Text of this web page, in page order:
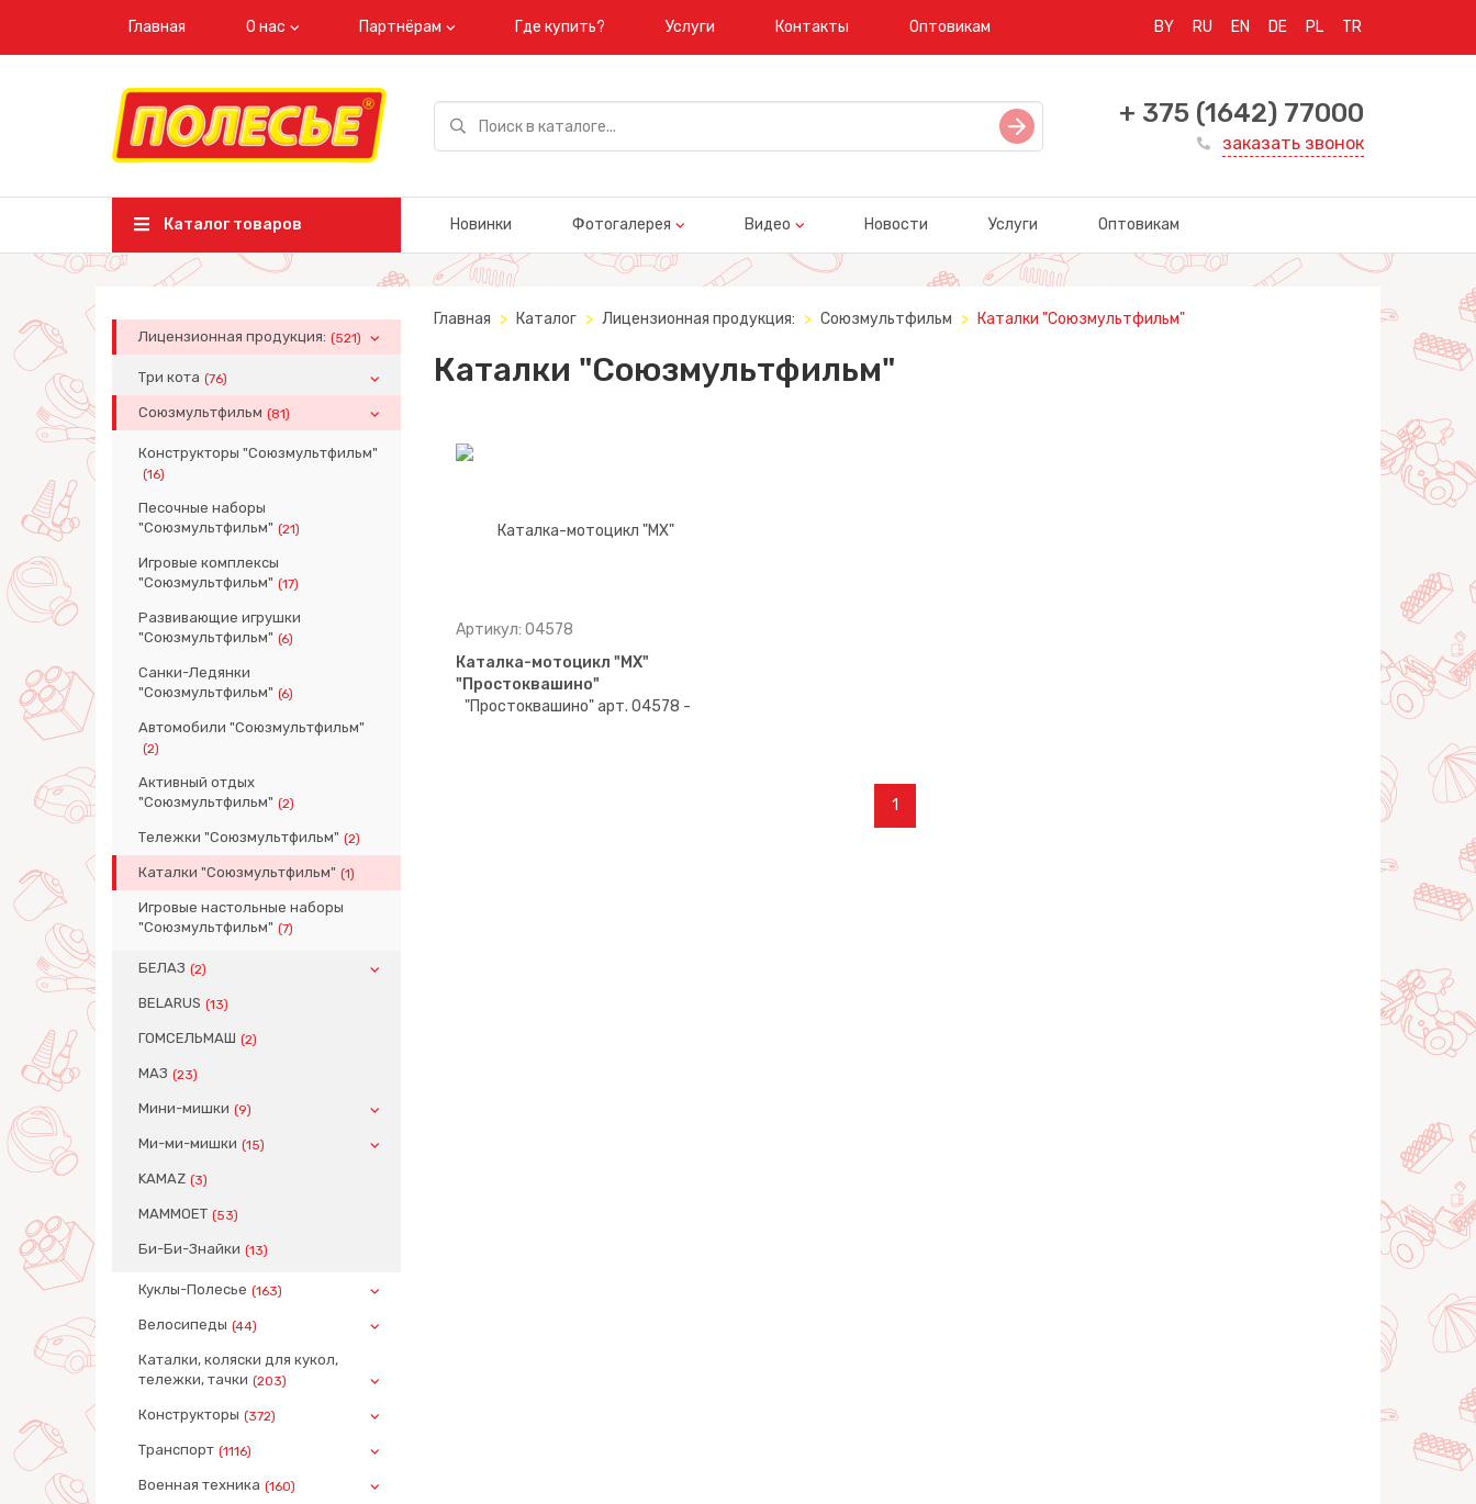
Главная О нас Партнёрам Где купить? Услуги Контакты Оптовикам BY RU EN DE PL TR
+ 375 (1642) 77000
заказать звонок
Каталог товаров Новинки Фотогалерея Видео Новости Услуги Оптовикам
Лицензионная продукция: (521)
Три кота (76)
Союзмультфильм (81)
Конструкторы "Союзмультфильм"
(16)
Песочные наборы
"Союзмультфильм" (21)
Игровые комплексы
"Союзмультфильм" (17)
Развивающие игрушки
"Союзмультфильм" (6)
Санки-Ледянки
"Союзмультфильм" (6)
Автомобили "Союзмультфильм"
(2)
Активный отдых
"Союзмультфильм" (2)
Тележки "Союзмультфильм" (2)
Каталки "Союзмультфильм" (1)
Игровые настольные наборы
"Союзмультфильм" (7)
БЕЛАЗ (2)
BELARUS (13)
ГОМСЕЛЬМАШ (2)
МАЗ (23)
Мини-мишки (9)
Ми-ми-мишки (15)
KAMAZ (3)
MAMMOET (53)
Би-Би-Знайки (13)
Куклы-Полесье (163)
Велосипеды (44)
Каталки, коляски для кукол,
тележки, тачки (203)
Конструкторы (372)
Транспорт (1116)
Военная техника (160)
Главная Каталог Лицензионная продукция: Союзмультфильм Каталки "Союзмультфильм"
Каталки "Союзмультфильм"
Артикул: 04578
Каталка-мотоцикл "МХ"
"Простоквашино"
1